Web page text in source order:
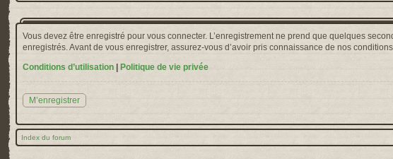
Vous devez être enregistré pour vous connecter. L’enregistrement ne prend que quelques
enregistrés. Avant de vous enregistrer, assurez-vous d’avoir pris connaissance de nos
Conditions d’utilisation
Politique de vie privée
M’enregistrer
Index du forum